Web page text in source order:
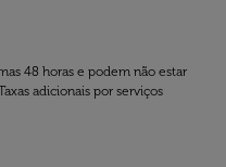
de cmp-
de cmp-
48 horas e podem não estar
adicionais por serviços